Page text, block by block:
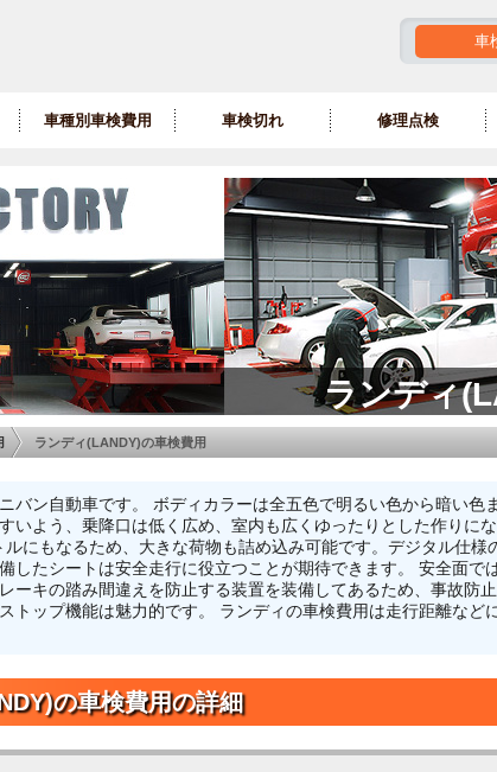
車
車種別車検費用 車検切れ 修理点検
ランディ
ランディ(LANDY)の車検費用
バン自動車です。 ボディカラーは全五色で明るい色から暗い色
いよう、乗降口は低く広め、室内も広くゆったりとした作りに
にもなるため、大きな荷物も詰め込み可能です。デジタル仕
したシートは安全走行に役立つことが期待できます。 安全面で
ーキの踏み間違えを防止する装置を装備してあるため、事故防
トップ機能は魅力的です。 ランディの車検費用は走行距離など
の車検費用の詳細